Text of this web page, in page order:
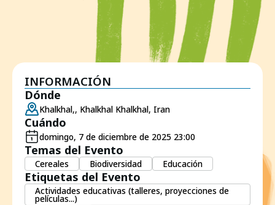
INFORMACIÓN
Dónde
Khalkhal,, Khalkhal Khalkhal, Iran
Cuándo
domingo, 7 de diciembre de 2025 23:00
Temas del Evento
Cereales Biodiversidad Educación
Etiquetas del Evento
Actividades educativas (talleres, proyecciones de
películas...)